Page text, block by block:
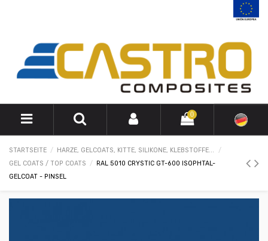
0
STARTSEITE
HARZE, GELCOATS, KITTE, SILIKONE, KLEBSTOFFE...
GEL COATS / TOP COATS
RAL 5010 CRYSTIC GT-600 ISOPHTAL-
GELCOAT - PINSEL